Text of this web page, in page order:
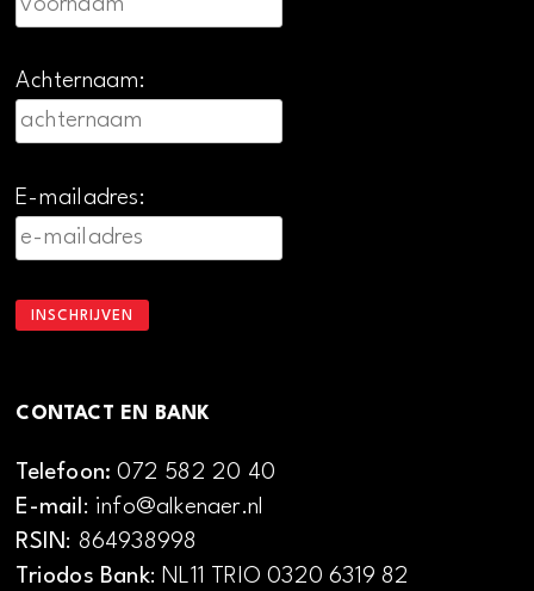
Achternaam:
E-mailadres:
CONTACT EN BANK
Telefoon:072 582 20 40
E-mail: info@alkenaer.nl
RSIN: 864938998
Triodos Bank: NL11 TRIO 0320 6319 82